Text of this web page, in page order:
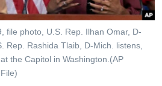
file photo, U.S. Rep. Ilhan Omar, D-
Rep. Rashida Tlaib, D-Mich. listens,
the Capitol in Washington.(AP